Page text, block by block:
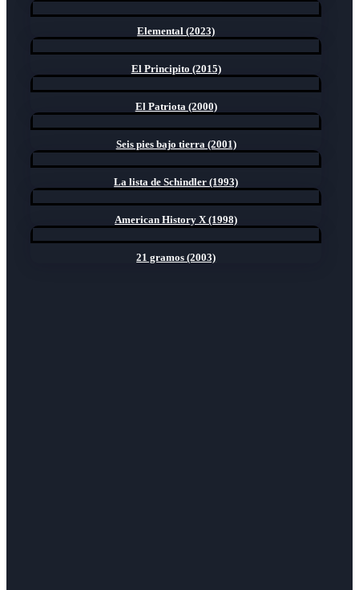
Elemental (2023)
El Principito (2015)
El Patriota (2000)
Seis pies bajo tierra (2001)
La lista de Schindler (1993)
American History X (1998)
21 gramos (2003)